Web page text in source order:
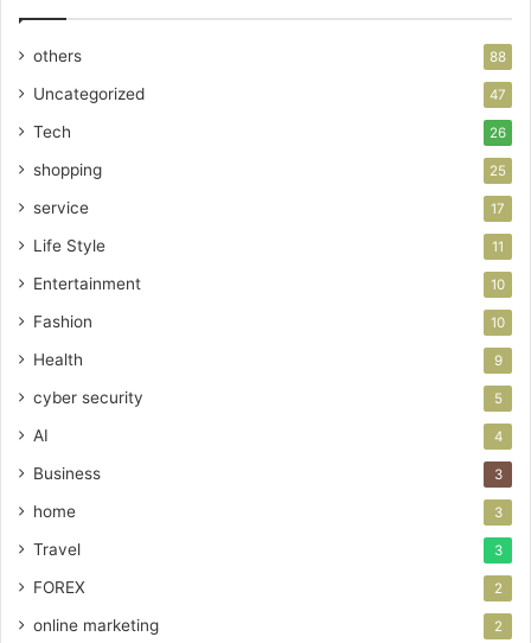
others 88
Uncategorized 47
Tech 26
shopping 25
service 17
Life Style 11
Entertainment 10
Fashion 10
Health 9
cyber security 5
AI 4
Business 3
home 3
Travel 3
FOREX 2
online marketing 2